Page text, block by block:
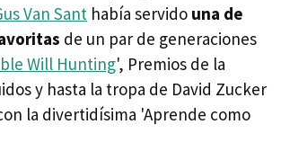
Van Sant había servido una de
de un par de generaciones
Will Hunting', Premios de la
y hasta la tropa de David Zucker
la divertidísima 'Aprende como